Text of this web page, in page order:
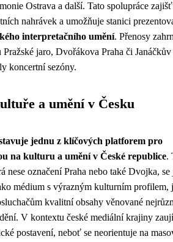
Ostrava a další. Tato spolupráce
nahrávek a umožňuje stanici
interpretačního umění. Přenosy
jaro, Dvořákova Praha či
koncertní sezóny.
a umění v Česku
jednu z klíčových platforem pro
na kulturu a umění v České republice.
nese označení Praha nebo také Dvojka, se
médium s výrazným kulturním profilem,
kvalitní obsahy věnované
V kontextu české mediální krajiny
postavení, neboť se neorientuje na